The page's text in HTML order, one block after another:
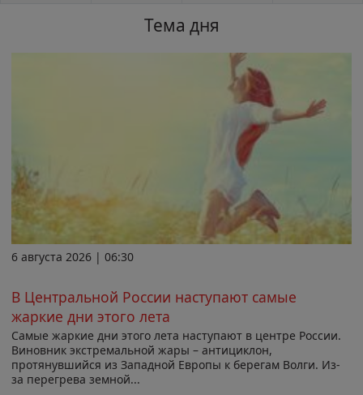
Тема дня
6 августа 2026 | 06:30
В Центральной России наступают самые
жаркие дни этого лета
Самые жаркие дни этого лета наступают в центре России.
Виновник экстремальной жары – антициклон,
протянувшийся из Западной Европы к берегам Волги. Из-
за перегрева земной...